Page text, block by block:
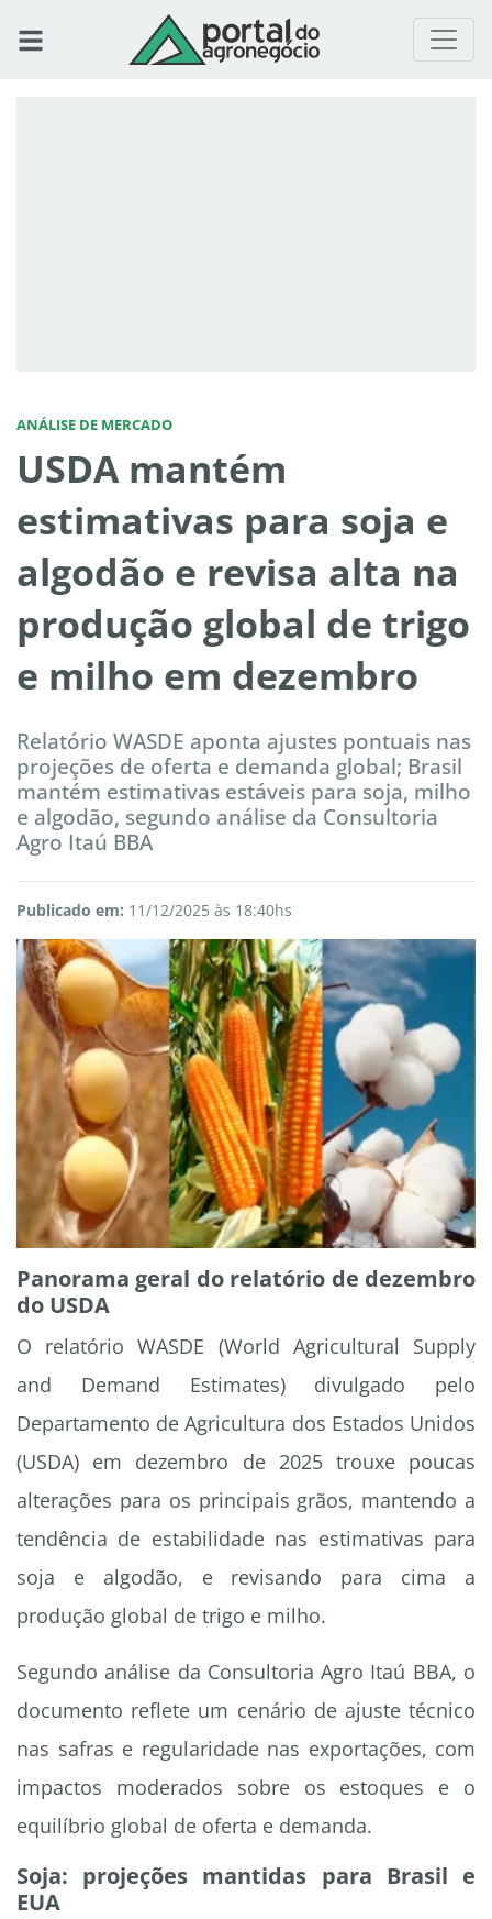
ANÁLISE DE MERCADO
USDA mantém
estimativas para soja e
algodão e revisa alta na
produção global de trigo
e milho em dezembro
Relatório WASDE aponta ajustes pontuais nas
projeções de oferta e demanda global; Brasil
mantém estimativas estáveis para soja, milho
e algodão, segundo análise da Consultoria
Agro Itaú BBA
Publicado em: 11/12/2025 às 18:40hs
Panorama geral do relatório de dezembro
do USDA
O relatório WASDE (World Agricultural Supply
and Demand Estimates) divulgado pelo
Departamento de Agricultura dos Estados Unidos
(USDA) em dezembro de 2025 trouxe poucas
alterações para os principais grãos, mantendo a
tendência de estabilidade nas estimativas para
soja e algodão, e revisando para cima a
produção global de trigo e milho.
Segundo análise da Consultoria Agro Itaú BBA, o
documento reflete um cenário de ajuste técnico
nas safras e regularidade nas exportações, com
impactos moderados sobre os estoques e o
equilíbrio global de oferta e demanda.
Soja: projeções mantidas para Brasil e
EUA